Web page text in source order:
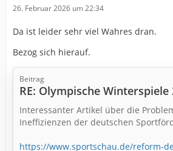
26. Februar 2026 um 22:34
Da ist leider sehr viel Wahres dran.
Bezog sich hierauf.
Beitrag
RE: Olympische Winterspiele
Interessanter Artikel über die
Ineffizienzen der deutschen
https://www.sportschau.de/reform-